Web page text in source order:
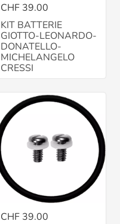
CHF 39.00
KIT BATTERIE
GIOTTO-LEONARDO-
DONATELLO-
MICHELANGELO
CRESSI
CHF 39.00